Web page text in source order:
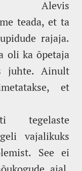
Alevis
teada, et ta
rajaja.
oli ka õpetaja
juhte. Ainult
et
tegelaste
vajalikuks
See ei